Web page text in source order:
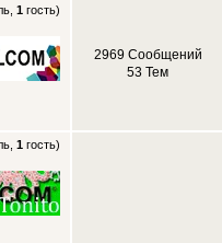
1 гость)
2969 Сообщений
53 Тем
1 гость)